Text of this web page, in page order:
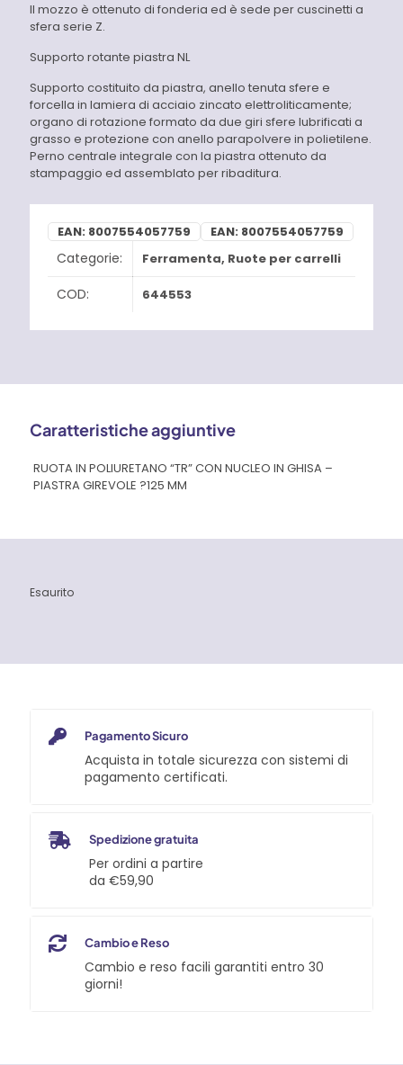
Il mozzo è ottenuto di fonderia ed è sede per cuscinetti a
sfera serie Z.
Supporto rotante piastra NL
Supporto costituito da piastra, anello tenuta sfere e
forcella in lamiera di acciaio zincato elettroliticamente;
organo di rotazione formato da due giri sfere lubrificati a
grasso e protezione con anello parapolvere in polietilene.
Perno centrale integrale con la piastra ottenuto da
stampaggio ed assemblato per ribaditura.
EAN: 8007554057759 EAN: 8007554057759
Categorie: Ferramenta, Ruote per carrelli
COD: 644553
Caratteristiche aggiuntive
RUOTA IN POLIURETANO “TR” CON NUCLEO IN GHISA –
PIASTRA GIREVOLE ?125 MM
Esaurito
Pagamento Sicuro
Acquista in totale sicurezza con sistemi di
pagamento certificati.
Spedizione gratuita
Per ordini a partire
da €59,90
Cambio e Reso
Cambio e reso facili garantiti entro 30
giorni!